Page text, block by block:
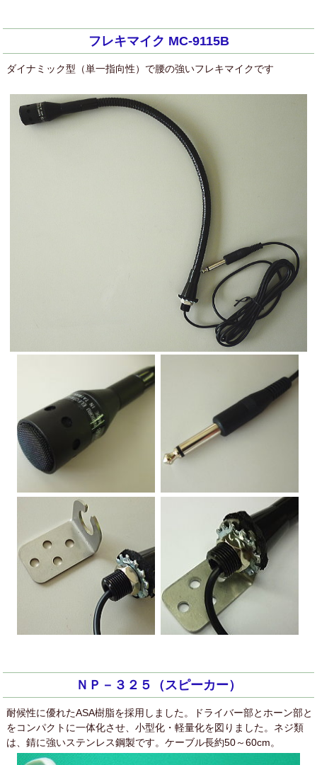
フレキマイク MC-9115B
ダイナミック型（単一指向性）で腰の強いフレキマイクです
ＮＰ－３２５（スピーカー）
耐候性に優れたASA樹脂を採用しました。ドライバー部とホーン部と
をコンパクトに一体化させ、小型化・軽量化を図りました。ネジ類
は、錆に強いステンレス鋼製です。ケーブル長約50～60cm。